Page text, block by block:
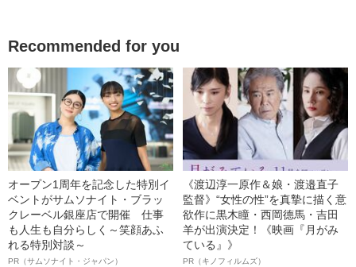
Recommended for you
オープン1周年を記念した特別イ
ベントがサムソナイト・ブラッ
クレーベル銀座店で開催 仕事
も人生も自分らしく～笑顔あふ
れる特別対談～
PR（サムソナイト・ジャパン）
《渡辺淳一原作＆娘・渡邉直子
監督》“女性の性”を真摯に描く意
欲作に黒木瞳・西岡德馬・吉田
羊が出演決定！《映画『月がみ
ている』》
PR（キノフィルムズ）